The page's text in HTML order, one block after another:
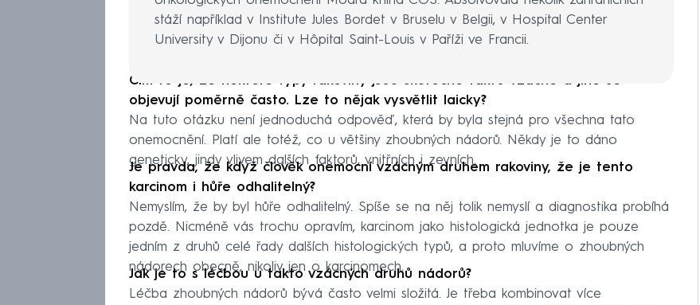
stáží například v Institute Jules Bordet v Bruselu v Belgii, v Hospital Center
University v Dijonu či v Hôpital Saint-Louis v Paříži ve Francii.
Čím to je, že některé typy rakoviny jsou skutečně takto vzácné a jiné se
objevují poměrně často. Lze to nějak vysvětlit laicky?
Na tuto otázku není jednoduchá odpověď, která by byla stejná pro všechna tato
onemocnění. Platí ale totéž, co u většiny zhoubných nádorů. Někdy je to dáno
geneticky, jindy vlivem dalších faktorů, vnitřních i zevních.
Je pravda, že když člověk onemocní vzácným druhem rakoviny, že je tento
karcinom i hůře odhalitelný?
Nemyslím, že by byl hůře odhalitelný. Spíše se na něj tolik nemyslí a diagnostika probíhá
pozdě. Nicméně vás trochu opravím, karcinom jako histologická jednotka je pouze
jedním z druhů celé řady dalších histologických typů, a proto mluvíme o zhoubných
nádorech obecně, nikoliv jen o karcinomech.
Jak je to s léčbou u takto vzácných druhů nádorů?
Léčba zhoubných nádorů bývá často velmi složitá. Je třeba kombinovat více